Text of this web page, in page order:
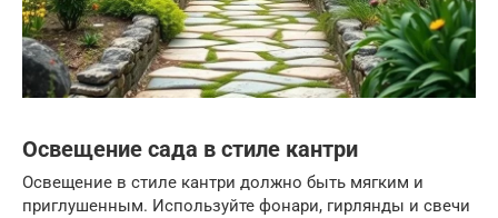
Освещение сада в стиле кантри
Освещение в стиле кантри должно быть мягким и
приглушенным. Используйте фонари, гирлянды и свечи